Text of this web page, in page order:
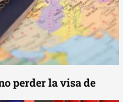
perder la visa de